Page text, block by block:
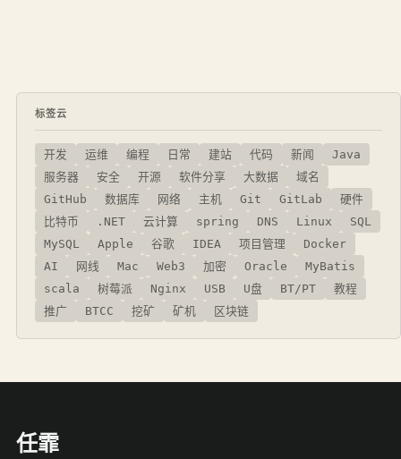
标签云
开发 运维 编程 日常 建站 代码 新闻
Java
服务器
安全 开源 软件分享 大数据
域名
GitHub
数据库 网络 主机 Git GitLab
硬件
比特币
.NET 云计算 spring DNS Linux
SQL
MySQL
Apple 谷歌 IDEA 项目管理
Docker
AI
网线 Mac Web3 加密 Oracle
MyBatis
scala
树莓派 Nginx USB U盘 BT/PT
教程
推广
BTCC 挖矿 矿机 区块链
任霏